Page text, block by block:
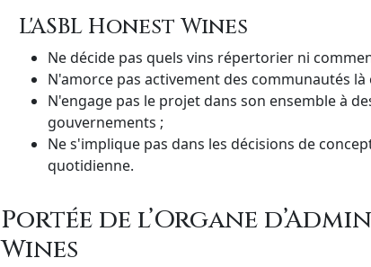
L'ASBL Honest Wines
Ne décide pas quels vins répertorier ni
N'amorce pas activement des communautés là
N'engage pas le projet dans son ensemble à
gouvernements ;
Ne s'implique pas dans les décisions de
quotidienne.
Portée de l’Organe
Wines